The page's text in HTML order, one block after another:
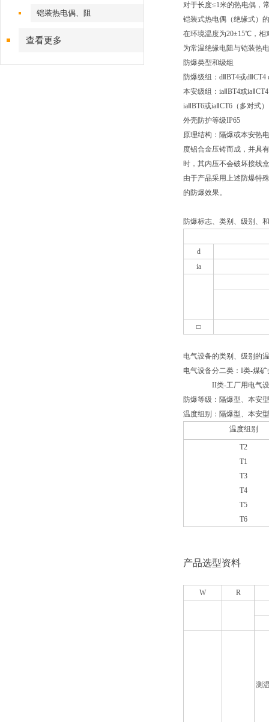
铠装热电偶、阻
查看更多
对于长度≤1米的热电偶，
铠装式热电偶（绝缘式）
在环境温度为20±15℃ ，
为常温绝缘电阻与铠装热
防爆类型和级组
防爆级组：d BT4或d CT4
本安级组：ia BT4或ia CT4
ia BT6或ia CT6 （多对式）
外壳防护等级IP65
原理结构： 隔爆或本安热
度铝合金压铸而成，并具
时，其内压不会破坏接线
由于产品采用上述防爆特
的防爆效果。
防爆标志、类别、级别、
d
ia
□
电气设备的类别、级别的
电气设备分二类：I类-煤
II类-工厂用电气
防爆等级：隔爆型、本安
温度组别：隔爆型、本安
温度组别
T2
T1
T3
T4
T5
T6
产品选型资料
W R
测